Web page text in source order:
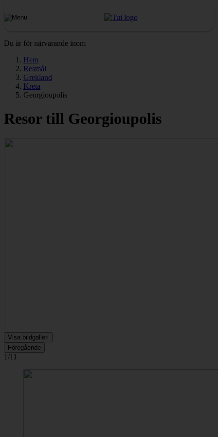
Du är för närvarande inom
Hem
Resmål
Grekland
Kreta
Georgioupolis
Resor till Georgioupolis
Visa bildgalleri
Föregående
1/11